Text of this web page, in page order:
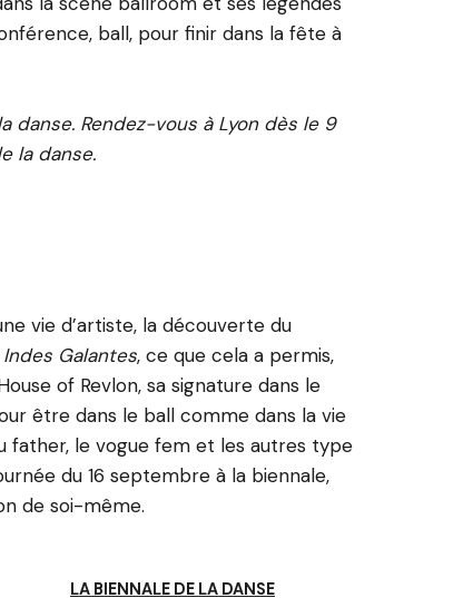
ball, pour finir dans la fête à
danse. Rendez-vous à Lyon dès le 9
la danse.
vie d’artiste, la découverte du
Galantes, ce que cela a permis,
of Revlon, sa signature dans le
être dans le ball comme dans la vie
father, le vogue fem et les autres type
du 16 septembre à la biennale,
de soi-même.
LA BIENNALE DE LA DANSE